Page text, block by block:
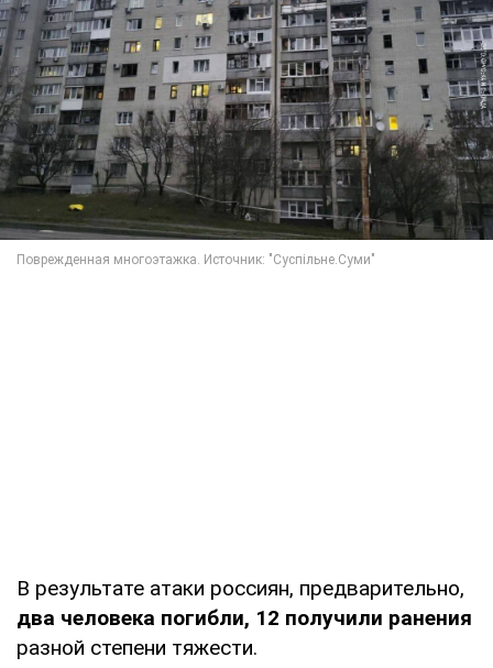
В результате атаки россиян, предварительно,
два человека погибли, 12 получили ранения
разной степени тяжести.